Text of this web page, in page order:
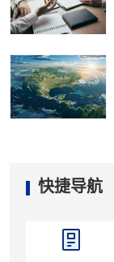
快捷导航